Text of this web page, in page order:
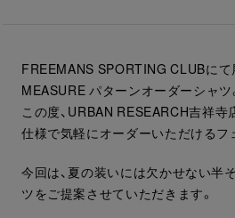
FREEMANS SPORTING CLUBにて
MEASURE パターンオーダーシャツ
この度、URBAN RESEARCH吉祥寺
仕様で気軽にオーダーいただけるフ
今回は、夏の装いには欠かせない半
ツをご提案させていただきます。